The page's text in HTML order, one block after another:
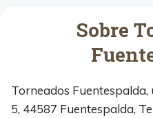
Sobre
Torneados
5, 44587 Fuentespalda,